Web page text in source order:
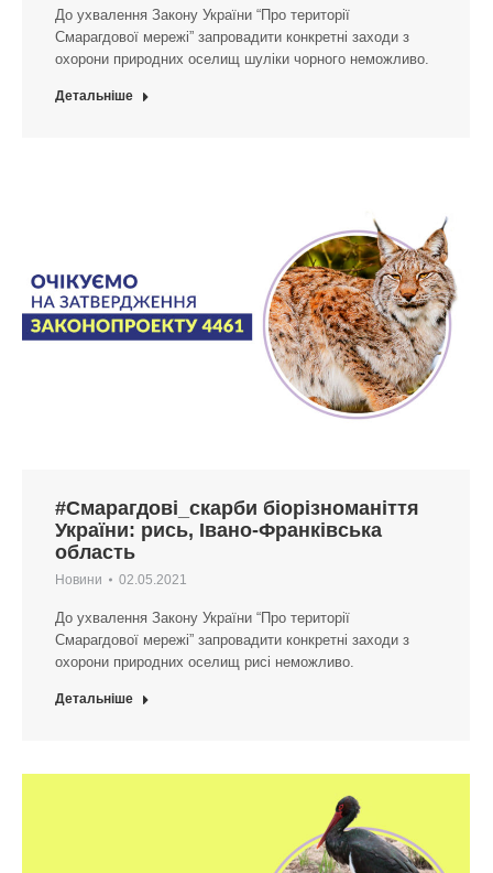
До ухвалення Закону України “Про території
Смарагдової мережі” запровадити конкретні заходи з
охорони природних оселищ шуліки чорного неможливо.
Детальніше
#Смарагдові_скарби біорізноманіття
України: рись, Івано-Франківська
область
Новини 02.05.2021
До ухвалення Закону України “Про території
Смарагдової мережі” запровадити конкретні заходи з
охорони природних оселищ рисі неможливо.
Детальніше